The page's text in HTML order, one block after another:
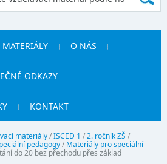
MATERIÁLY O NÁS
ODKAZY
KONTAKT
materiály/ISCED 1 /2. ročník ZŠ /
pedagogy/ Materiály pro speciální
do 20 bez přechodu přes základ